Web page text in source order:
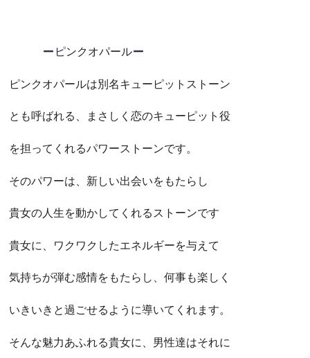
ピンクオパール
ピンクオパールは別名キューピットストーン
とも呼ばれる、まさしく恋のキューピット役
を担ってくれるパワーストーンです。
そのパワーは、新しい出会いをもたらし
貴女の人生を動かしてくれるストーンです
貴女に、ワクワクしたエネルギーを与えて
気持ちが弾む感情をもたらし、何事も楽しく
いきいきと過ごせるように導いてくれます。
そんな魅力あふれる貴女に、男性達はそれに